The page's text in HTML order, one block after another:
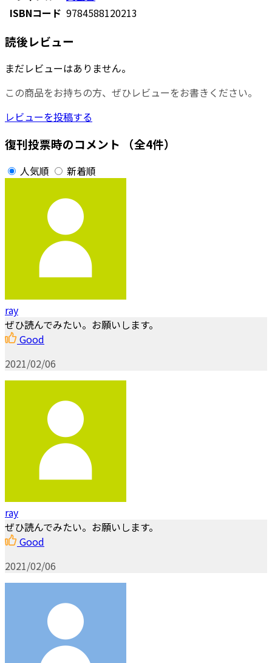
ISBNコード 9784588120213
読後レビュー
まだレビューはありません。
この商品をお持ちの方、ぜひレビューをお書きください。
レビューを投稿する
復刊投票時のコメント （全4件）
人気順 新着順
ray
ぜひ読んでみたい。お願いします。
Good
2021/02/06
ray
ぜひ読んでみたい。お願いします。
Good
2021/02/06